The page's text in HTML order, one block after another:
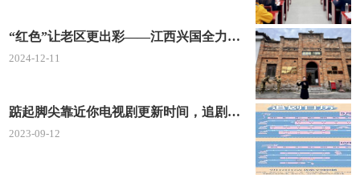
“红色”让老区更出彩——江西兴国全力打造红色文化传承发展创新示范区
2024-12-11
踮起脚尖靠近你电视剧更新时间，追剧日历及剧情简介
2023-09-12